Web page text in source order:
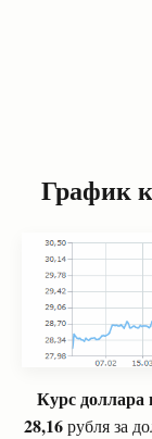
График
Курс доллара
28,16рубля за